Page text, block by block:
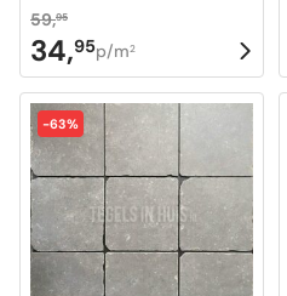
59,95
Oorspronkelijke
prijs
was:
59,95.
34,95
Huidige
prijs
is:
34,95.
p/m2
-63%